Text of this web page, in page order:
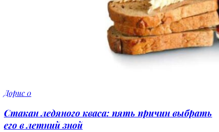
Дорис0
Стакан ледяного кваса: пять причин выбрать
его в летний зной